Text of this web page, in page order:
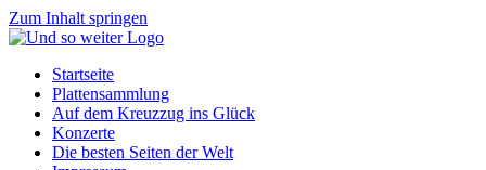
Zum Inhalt springen
Startseite
Plattensammlung
Auf dem Kreuzzug ins Glück
Konzerte
Die besten Seiten der Welt